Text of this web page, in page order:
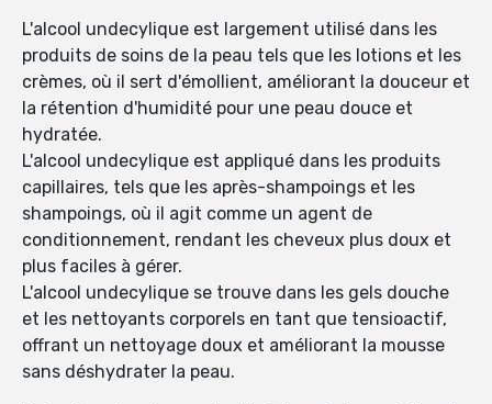
L'alcool undecylique est largement utilisé dans les
produits de soins de la peau tels que les lotions et les
crèmes, où il sert d'émollient, améliorant la douceur et
la rétention d'humidité pour une peau douce et
hydratée.
L'alcool undecylique est appliqué dans les produits
capillaires, tels que les après-shampoings et les
shampoings, où il agit comme un agent de
conditionnement, rendant les cheveux plus doux et
plus faciles à gérer.
L'alcool undecylique se trouve dans les gels douche
et les nettoyants corporels en tant que tensioactif,
offrant un nettoyage doux et améliorant la mousse
sans déshydrater la peau.